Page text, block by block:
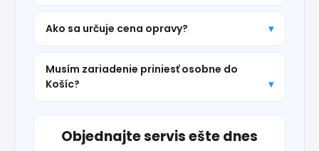
Ako sa určuje cena opravy?
Musím zariadenie priniesť osobne do
Košíc?
Objednajte servis ešte dnes